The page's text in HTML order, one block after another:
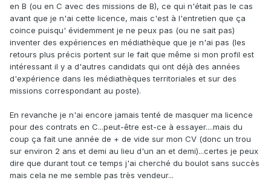
en B (ou en C avec des missions de B), ce qui n'était pas le cas
avant que je n'ai cette licence, mais c'est à l'entretien que ça
coince puisqu' évidemment je ne peux pas (ou ne sait pas)
inventer des expériences en médiathèque que je n'ai pas (les
retours plus précis portent sur le fait que même si mon profil est
intéressant il y a d'autres candidats qui ont déjà des années
d'expérience dans les médiathèques territoriales et sur des
missions correspondant au poste).
En revanche je n'ai encore jamais tenté de masquer ma licence
pour des contrats en C...peut-être est-ce à essayer....mais du
coup ça fait une année de + de vide sur mon CV (donc un trou
sur environ 2 ans et demi au lieu d'un an et demi)...certes je peux
dire que durant tout ce temps j'ai cherché du boulot sans succès
mais cela ne me semble pas très vendeur...